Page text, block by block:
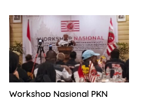
Workshop Nasional PKN